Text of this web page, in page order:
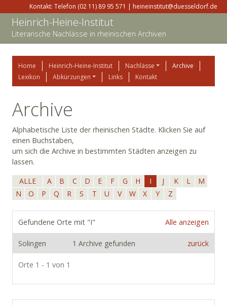
Kontakt: Telefon (02 11) 89 95 571 | heineinstitut@duesseldorf.de
Heinrich-Heine-Institut
Literarische Nachlässe in rheinischen Archiven
Home Heinrich-Heine-Institut Nachlässe
Archive
Lexikon
Abkürzungen Links Kontakt
Archive
Alphabetische Liste der rheinischen Städte. Klicken Sie auf
einen Buchstaben,
um sich die Archive in bestimmten Städten anzeigen zu
lassen.
ALLE
A B C D E F G H I J K L
M
N
O P Q R S T U V W X Y Z
Alle anzeigen
Gefundene Orte mit "I"
Solingen 1 Archive gefunden zurück
Orte 1 - 1 von 1